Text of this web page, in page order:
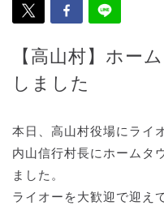
【高山村】ホー
しました
本日、高山村役場にライ
内山信行村長にホームタ
ました。
ライオーを大歓迎で迎え